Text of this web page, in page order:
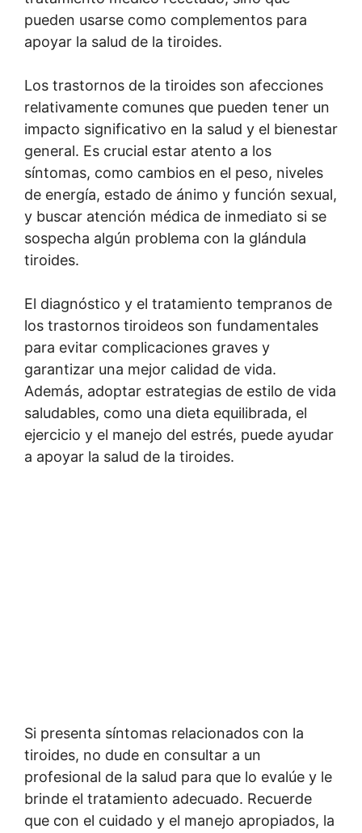
pueden usarse como complementos para
apoyar la salud de la tiroides.
Los trastornos de la tiroides son afecciones
relativamente comunes que pueden tener un
impacto significativo en la salud y el bienestar
general. Es crucial estar atento a los
síntomas, como cambios en el peso, niveles
de energía, estado de ánimo y función sexual,
y buscar atención médica de inmediato si se
sospecha algún problema con la glándula
tiroides.
El diagnóstico y el tratamiento tempranos de
los trastornos tiroideos son fundamentales
para evitar complicaciones graves y
garantizar una mejor calidad de vida.
Además, adoptar estrategias de estilo de vida
saludables, como una dieta equilibrada, el
ejercicio y el manejo del estrés, puede ayudar
a apoyar la salud de la tiroides.
Si presenta síntomas relacionados con la
tiroides, no dude en consultar a un
profesional de la salud para que lo evalúe y le
brinde el tratamiento adecuado. Recuerde
que con el cuidado y el manejo apropiados, la